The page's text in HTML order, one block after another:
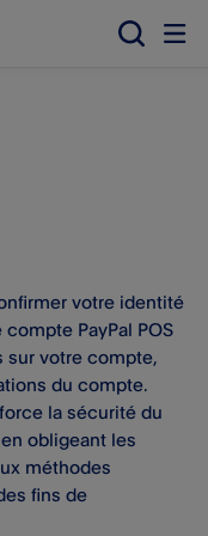
votre identité
PayPal POS
sur votre compte,
du compte.
la sécurité du
obligeant les
méthodes
fins de